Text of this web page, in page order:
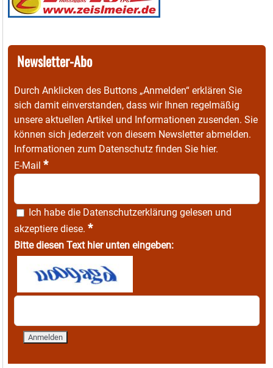
Newsletter-Abo
Durch Anklicken des Buttons „Anmelden“ erklären Sie
sich damit einverstanden, dass wir Ihnen regelmäßig
unsere aktuellen Artikel und Informationen zusenden. Sie
können sich jederzeit von diesem Newsletter abmelden.
Informationen zum Datenschutz finden Sie hier.
E-Mail *
Ich habe die Datenschutzerklärung gelesen und
akzeptiere diese. *
Bitte diesen Text hier unten eingeben: